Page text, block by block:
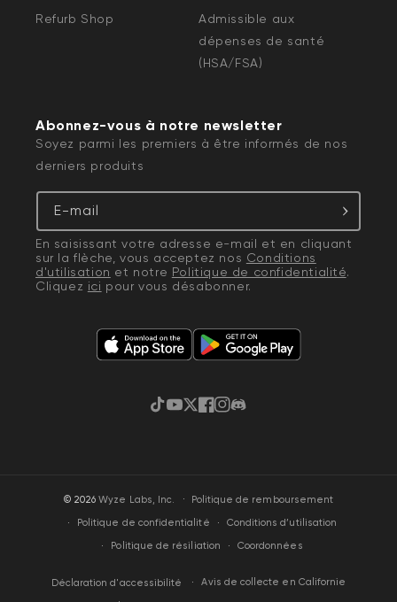
Refurb Shop
Admissible aux
dépenses de santé
(HSA/FSA)
Abonnez-vous à notre newsletter
Soyez parmi les premiers à être informés de nos
derniers produits
E-mail
En saisissant votre adresse e-mail et en cliquant
sur la flèche, vous acceptez nos Conditions
d'utilisation et notre Politique de confidentialité.
Cliquez ici pour vous désabonner.
TikTokYouTube
Gazouillement
Facebook
Instagram
Discorde
© 2026Wyze Labs, Inc. ·
Politique de remboursement
Politique de confidentialité
Conditions d’utilisation
Politique de résiliation
Coordonnées
Déclaration d'accessibilité Avis de collecte en Californie